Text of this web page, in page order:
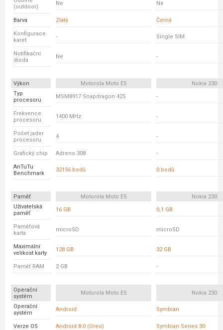
(outdoor)
Ne Ne
Barva Zlatá Černá
Konfigurace
karet
- Single SIM
Notifikační
dioda
Ne -
Výkon Motorola Moto E5
Nokia 230
Typ
procesoru
MSM8917 Snapdragon 425 -
Frekvence
procesoru
1400 MHz -
Počet jader
procesoru
4 -
Grafický chip Adreno 308 -
AnTuTu
Benchmark
32156 bodů 0 bodů
Paměť Motorola Moto E5
Nokia 230
Uživatelská
paměť
16 GB 0,1 GB
Paměťová
karta
microSD microSD
Maximální
velikost karty
128 GB 32 GB
Paměť RAM 2 GB -
Operační
systém
Motorola Moto E5 Nokia 230
Operační
systém
Android Symbian
Verze OS Android 8.0 (Oreo) Symbian Series 30